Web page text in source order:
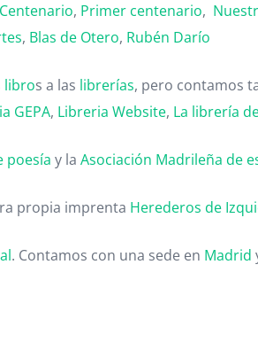
, Primer centenario,
, Blas de Otero, Rubén Darío
libros a las librerías, pero contamos
GEPA, Libreria Website, La librería
poesía y laAsociación Madrileña de
propia imprenta Herederos de
. Contamos con una sede en Madrid